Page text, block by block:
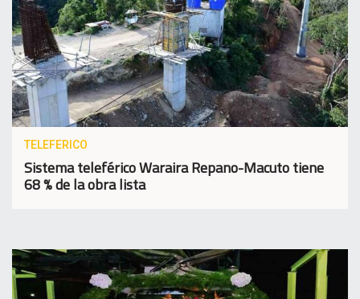
TELEFERICO
Sistema teleférico Waraira Repano-Macuto tiene
68 % de la obra lista